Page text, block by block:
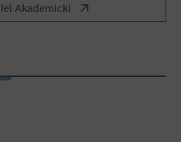
Akademicki